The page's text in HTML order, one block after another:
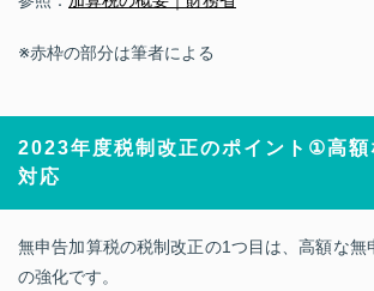
※赤枠の部分は筆者による
2023年度税制改正のポイント ①高額
対応
無申告加算税の税制改正の1つ目は、高額な無
の強化です。